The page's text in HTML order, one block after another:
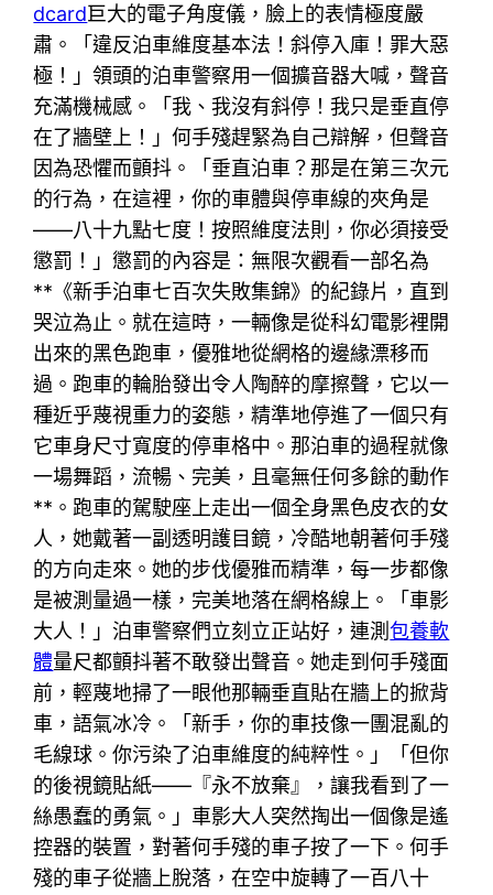
dcard巨大的電子角度儀，臉上的表情極度嚴
肅。「違反泊車維度基本法！斜停入庫！罪大惡
極！」領頭的泊車警察用一個擴音器大喊，聲音
充滿機械感。「我、我沒有斜停！我只是垂直停
在了牆壁上！」何手殘趕緊為自己辯解，但聲音
因為恐懼而顫抖。「垂直泊車？那是在第三次元
的行為，在這裡，你的車體與停車線的夾角是
——八十九點七度！按照維度法則，你必須接受
懲罰！」懲罰的內容是：無限次觀看一部名為
**《新手泊車七百次失敗集錦》的紀錄片，直到
哭泣為止。就在這時，一輛像是從科幻電影裡開
出來的黑色跑車，優雅地從網格的邊緣漂移而
過。跑車的輪胎發出令人陶醉的摩擦聲，它以一
種近乎蔑視重力的姿態，精準地停進了一個只有
它車身尺寸寬度的停車格中。那泊車的過程就像
一場舞蹈，流暢、完美，且毫無任何多餘的動作
**。跑車的駕駛座上走出一個全身黑色皮衣的女
人，她戴著一副透明護目鏡，冷酷地朝著何手殘
的方向走來。她的步伐優雅而精準，每一步都像
是被測量過一樣，完美地落在網格線上。「車影
大人！」泊車警察們立刻立正站好，連測包養軟
體量尺都顫抖著不敢發出聲音。她走到何手殘面
前，輕蔑地掃了一眼他那輛垂直貼在牆上的掀背
車，語氣冰冷。「新手，你的車技像一團混亂的
毛線球。你污染了泊車維度的純粹性。」「但你
的後視鏡貼紙——『永不放棄』，讓我看到了一
絲愚蠢的勇氣。」車影大人突然掏出一個像是遙
控器的裝置，對著何手殘的車子按了一下。何手
殘的車子從牆上脫落，在空中旋轉了一百八十